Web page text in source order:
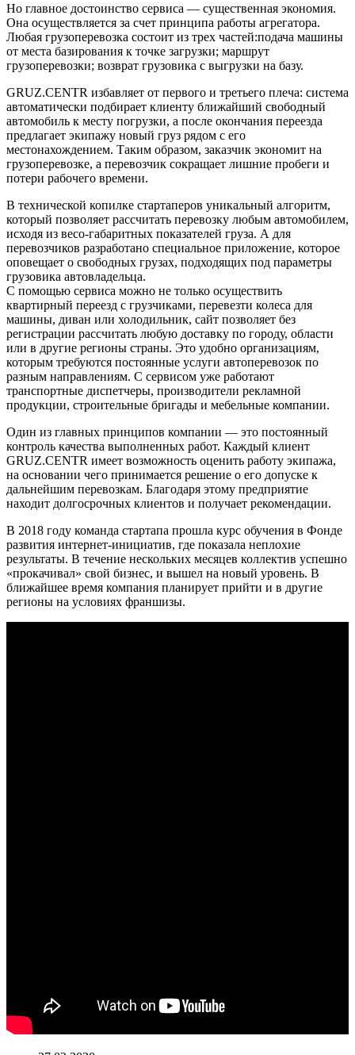
Но главное достоинство сервиса — существенная экономия.
Она осуществляется за счет принципа работы агрегатора.
Любая грузоперевозка состоит из трех частей:подача машины
от места базирования к точке загрузки; маршрут
грузоперевозки; возврат грузовика с выгрузки на базу.
GRUZ.CENTR избавляет от первого и третьего плеча: система
автоматически подбирает клиенту ближайший свободный
автомобиль к месту погрузки, а после окончания переезда
предлагает экипажу новый груз рядом с его
местонахождением. Таким образом, заказчик экономит на
грузоперевозке, а перевозчик сокращает лишние пробеги и
потери рабочего времени.
В технической копилке стартаперов уникальный алгоритм,
который позволяет рассчитать перевозку любым автомобилем,
исходя из весо-габаритных показателей груза. А для
перевозчиков разработано специальное приложение, которое
оповещает о свободных грузах, подходящих под параметры
грузовика автовладельца.
С помощью сервиса можно не только осуществить
квартирный переезд с грузчиками, перевезти колеса для
машины, диван или холодильник, сайт позволяет без
регистрации рассчитать любую доставку по городу, области
или в другие регионы страны. Это удобно организациям,
которым требуются постоянные услуги автоперевозок по
разным направлениям. С сервисом уже работают
транспортные диспетчеры, производители рекламной
продукции, строительные бригады и мебельные компании.
Один из главных принципов компании — это постоянный
контроль качества выполненных работ. Каждый клиент
GRUZ.CENTR имеет возможность оценить работу экипажа,
на основании чего принимается решение о его допуске к
дальнейшим перевозкам. Благодаря этому предприятие
находит долгосрочных клиентов и получает рекомендации.
В 2018 году команда стартапа прошла курс обучения в Фонде
развития интернет-инициатив, где показала неплохие
результаты. В течение нескольких месяцев коллектив успешно
«прокачивал» свой бизнес, и вышел на новый уровень. В
ближайшее время компания планирует прийти и в другие
регионы на условиях франшизы.